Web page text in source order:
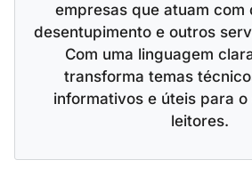
empresas que atuam com
desentupimento e outros
Com uma linguagem
transforma temas
informativos e úteis para
leitores.